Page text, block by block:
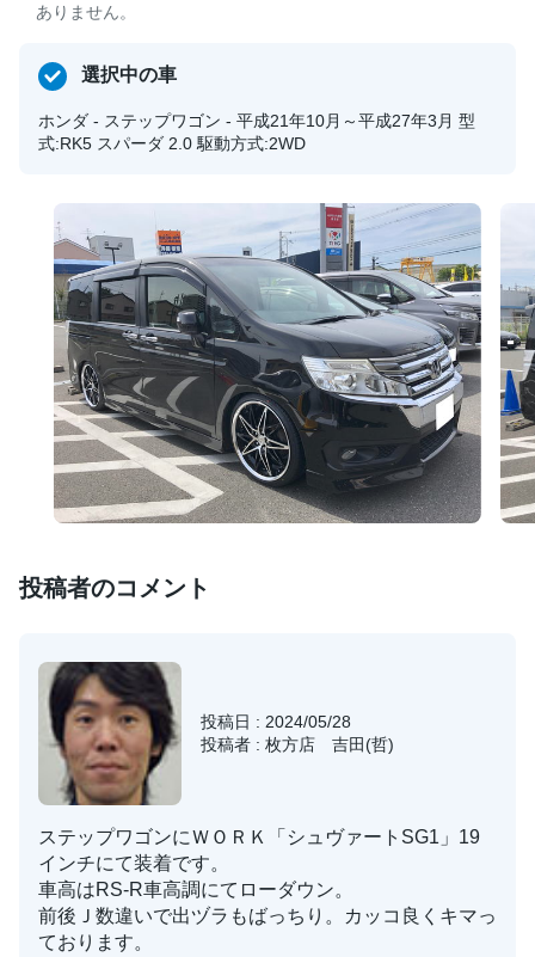
ありません。
選択中の車
ホンダ - ステップワゴン - 平成21年10月～平成27年3月 型
式:RK5 スパーダ 2.0 駆動方式:2WD
投稿者のコメント
投稿日 : 2024/05/28
投稿者 : 枚方店 吉田(哲)
ステップワゴンにＷＯＲＫ「シュヴァートSG1」19
インチにて装着です。
車高はRS-R車高調にてローダウン。
前後Ｊ数違いで出ヅラもばっちり。カッコ良くキマっ
ております。